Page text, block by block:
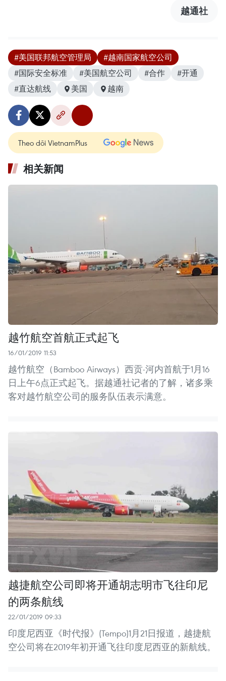
越通社
#美国联邦航空管理局
#越南国家航空公司
#国际安全标准
#美国航空公司 #合作
#开通
#直达航线
美国 越南
Theo dõi VietnamPlus
相关新闻
越竹航空首航正式起飞
16/01/2019 11:53
越竹航空（Bamboo Airways）西贡-河内首航于1月16
日上午6点正式起飞。据越通社记者的了解，诸多乘
客对越竹航空公司的服务队伍表示满意。
越捷航空公司即将开通胡志明市飞往印尼
的两条航线
22/01/2019 09:33
印度尼西亚《时代报》(Tempo)1月21日报道，越捷航
空公司将在2019年初开通飞往印度尼西亚的新航线。